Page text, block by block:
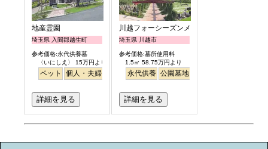
地産霊園
埼玉県 入間郡越生町
参考価格:永代供養墓
〈いにしえ〉 15万円より
ペット 個人・夫婦 ガーデニング 公園墓地
詳細を見る
川越フォーシーズンメモリアル
埼玉県 川越市
参考価格:墓所使用料
1.5㎡ 58.75万円より
永代供養 公園墓地
詳細を見る